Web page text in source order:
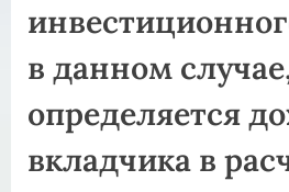
в данном
определяется
вкладчика в